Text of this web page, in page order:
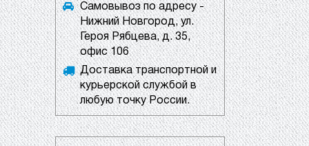
Самовывоз по адресу -
Нижний Новгород, ул.
Героя Рябцева, д. 35,
офис 106
Доставка транспортной и
курьерской службой в
любую точку России.